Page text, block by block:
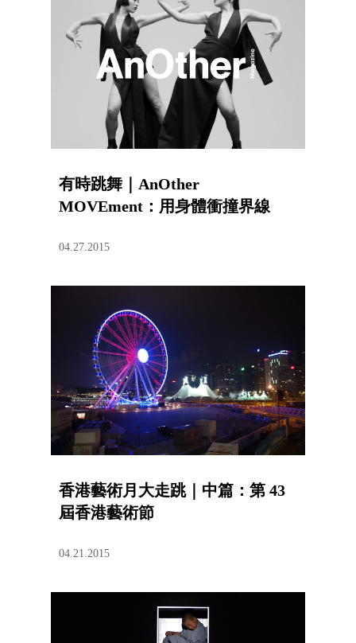
有時跳舞｜AnOther
MOVEment：用身體衝撞界線
04.27.2015
香港藝術月大走跳｜中篇：第 43
屆香港藝術節
04.21.2015